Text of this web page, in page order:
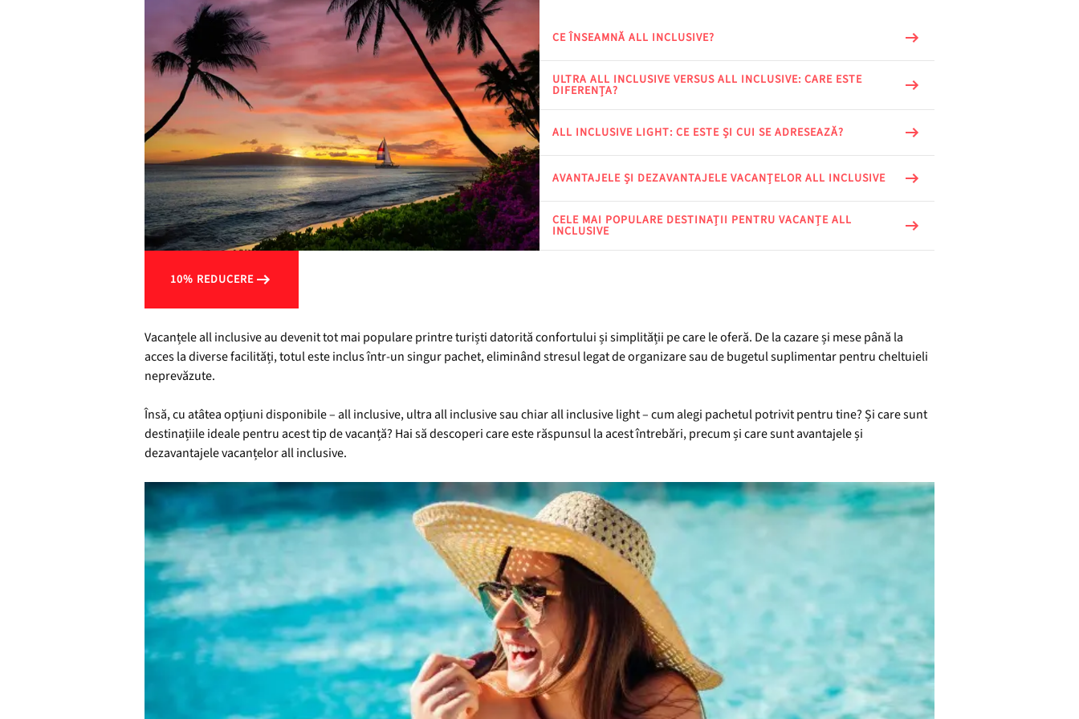
CE ÎNSEAMNĂ ALL INCLUSIVE?
ULTRA ALL INCLUSIVE VERSUS ALL INCLUSIVE: CARE ESTE
DIFERENȚA?
ALL INCLUSIVE LIGHT: CE ESTE ȘI CUI SE ADRESEAZĂ?
AVANTAJELE ȘI DEZAVANTAJELE VACANȚELOR ALL INCLUSIVE
CELE MAI POPULARE DESTINAȚII PENTRU VACANȚE ALL
INCLUSIVE
10% REDUCERE
Vacanțele all inclusive au devenit tot mai populare printre turiști datorită confortului și simplității pe care le oferă. De la cazare și mese până la
acces la diverse facilități, totul este inclus într-un singur pachet, eliminând stresul legat de organizare sau de bugetul suplimentar pentru cheltuieli
neprevăzute.
Însă, cu atâtea opțiuni disponibile – all inclusive, ultra all inclusive sau chiar all inclusive light – cum alegi pachetul potrivit pentru tine? Și care sunt
destinațiile ideale pentru acest tip de vacanță? Hai să descoperi care este răspunsul la acest întrebări, precum și care sunt avantajele și
dezavantajele vacanțelor all inclusive.